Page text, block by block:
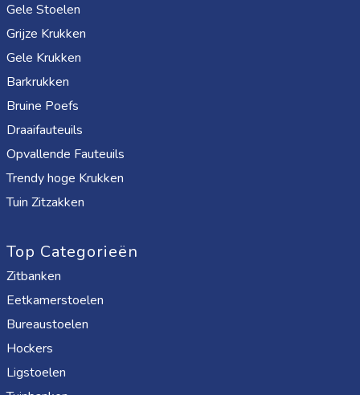
Gele Stoelen
Grijze Krukken
Gele Krukken
Barkrukken
Bruine Poefs
Draaifauteuils
Opvallende Fauteuils
Trendy hoge Krukken
Tuin Zitzakken
Top Categorieën
Zitbanken
Eetkamerstoelen
Bureaustoelen
Hockers
Ligstoelen